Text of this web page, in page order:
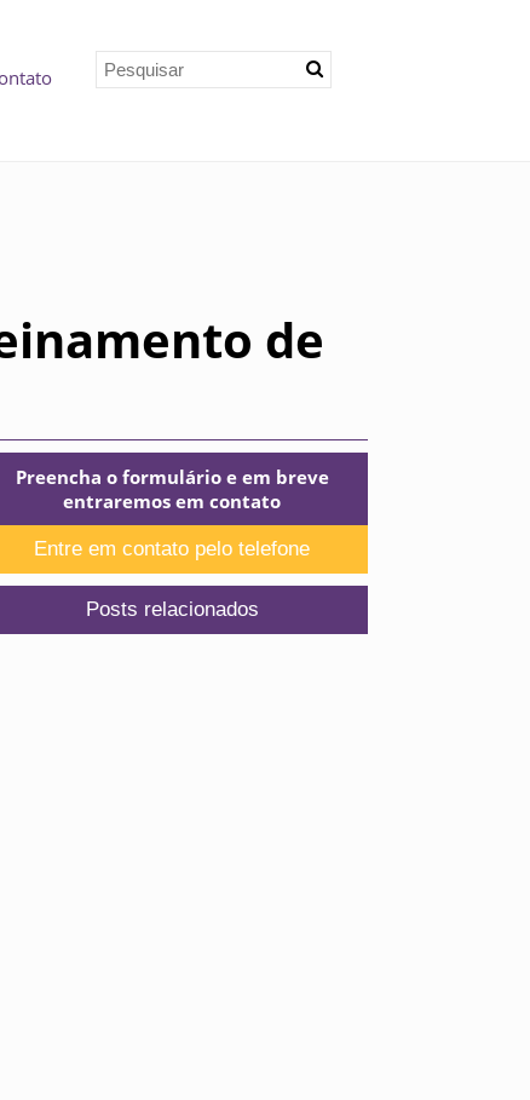
de
Preencha o formulário e em breve
entraremos em contato
Entre em contato pelo telefone
Posts relacionados